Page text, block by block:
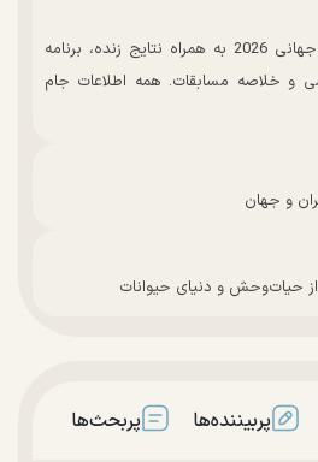
مشاهده جدول کامل جام جهانی 2026 به همراه نتایج زنده، برنامه
و خلاصه مسابقات. همه اطلاعات جام
و جهان
حیات‌وحش و دنیای حیوانات
پربیننده‌ها پربحث‌ها